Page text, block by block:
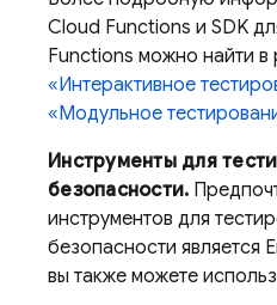
Cloud Functions и SDK
Functions можно найти в
«Интерактивное
«Модульное
Инструменты для
безопасности.
инструментов для
безопасности является
вы также можете